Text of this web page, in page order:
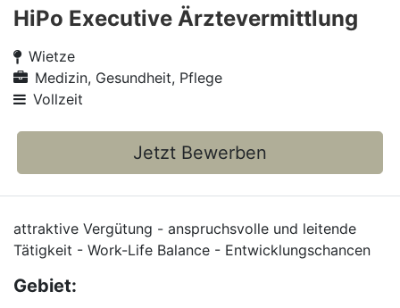
HiPo Executive Ärztevermittlung
Wietze
Medizin, Gesundheit, Pflege
Vollzeit
Jetzt Bewerben
attraktive Vergütung - anspruchsvolle und leitende
Tätigkeit - Work-Life Balance - Entwicklungschancen
Gebiet: